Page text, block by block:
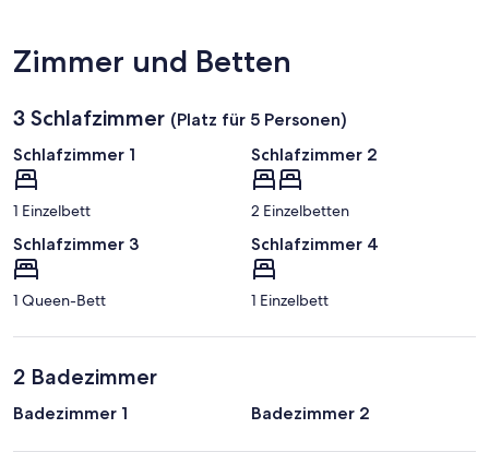
Zimmer und Betten
3 Schlafzimmer (Platz für 5 Personen)
Schlafzimmer 1
1 Einzelbett
Schlafzimmer 2
2 Einzelbetten
Schlafzimmer 3
1 Queen-Bett
Schlafzimmer 4
1 Einzelbett
2 Badezimmer
Badezimmer 1 Badezimmer 2